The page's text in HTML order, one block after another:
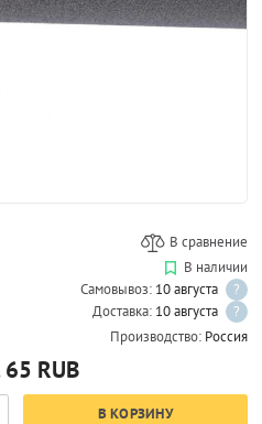
В сравнение
В наличии
Самовывоз: 10 августа
?
Доставка: 10 августа
?
Производство: Россия
65 RUB
В КОРЗИНУ